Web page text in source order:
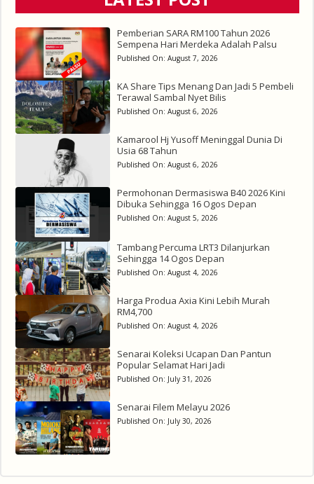
Pemberian SARA RM100 Tahun 2026
Sempena Hari Merdeka Adalah Palsu
Published On: August 7, 2026
KA Share Tips Menang Dan Jadi 5 Pembeli
Terawal Sambal Nyet Bilis
Published On: August 6, 2026
Kamarool Hj Yusoff Meninggal Dunia Di
Usia 68 Tahun
Published On: August 6, 2026
Permohonan Dermasiswa B40 2026 Kini
Dibuka Sehingga 16 Ogos Depan
Published On: August 5, 2026
Tambang Percuma LRT3 Dilanjurkan
Sehingga 14 Ogos Depan
Published On: August 4, 2026
Harga Produa Axia Kini Lebih Murah
RM4,700
Published On: August 4, 2026
Senarai Koleksi Ucapan Dan Pantun
Popular Selamat Hari Jadi
Published On: July 31, 2026
Senarai Filem Melayu 2026
Published On: July 30, 2026